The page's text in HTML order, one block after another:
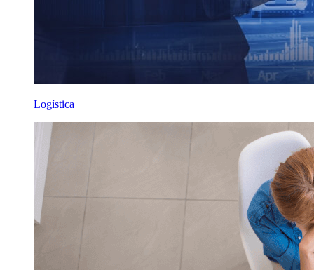
Logística